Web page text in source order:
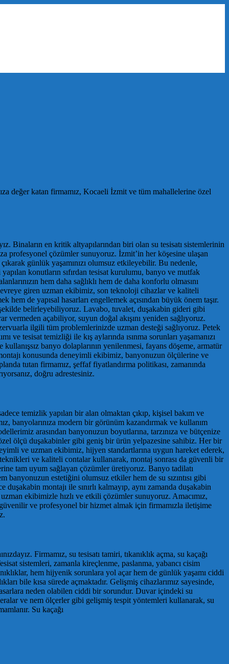
değer katan firmamız, Kocaeli İzmit ve tüm mahallelerine özel
Binaların en kritik altyapılarından biri olan su tesisatı sistemlerinin
profesyonel çözümler sunuyoruz. İzmit’in her köşesine ulaşan
günlük yaşamınızı olumsuz etkileyebilir. Bu nedenle,
konutların sıfırdan tesisat kurulumu, banyo ve mutfak
hem daha sağlıklı hem de daha konforlu olmasını
giren uzman ekibimiz, son teknoloji cihazlar ve kaliteli
de yapısal hasarları engellemek açısından büyük önem taşır.
belirleyebiliyoruz. Lavabo, tuvalet, duşakabin gideri gibi
vermeden açabiliyor, suyun doğal akışını yeniden sağlıyoruz.
ilgili tüm problemlerinizde uzman desteği sağlıyoruz. Petek
ve tesisat temizliği ile kış aylarında ısınma sorunları yaşamanızı
banyo dolaplarının yenilenmesi, fayans döşeme, armatür
konusunda deneyimli ekibimiz, banyonuzun ölçülerine ve
tutan firmamız, şeffaf fiyatlandırma politikası, zamanında
doğru adrestesiniz.
temizlik yapılan bir alan olmaktan çıkıp, kişisel bakım ve
banyolarınıza modern bir görünüm kazandırmak ve kullanım
arasından banyonuzun boyutlarına, tarzınıza ve bütçenize
ölçü duşakabinler gibi geniş bir ürün yelpazesine sahibiz. Her bir
ve uzman ekibimiz, hijyen standartlarına uygun hareket ederek,
ve kaliteli contalar kullanarak, montaj sonrası da güvenli bir
tam uyum sağlayan çözümler üretiyoruz. Banyo tadilatı
banyonuzun estetiğini olumsuz etkiler hem de su sızıntısı gibi
montajı ile sınırlı kalmayıp, aynı zamanda duşakabin
ekibimizle hızlı ve etkili çözümler sunuyoruz. Amacımız,
ve profesyonel bir hizmet almak için firmamızla iletişime
Firmamız, su tesisatı tamiri, tıkanıklık açma, su kaçağı
sistemleri, zamanla kireçlenme, paslanma, yabancı cisim
hem hijyenik sorunlara yol açar hem de günlük yaşamı ciddi
bile kısa sürede açmaktadır. Gelişmiş cihazlarımız sayesinde,
neden olabilen ciddi bir sorundur. Duvar içindeki su
ve nem ölçerler gibi gelişmiş tespit yöntemleri kullanarak, su
Su kaçağı